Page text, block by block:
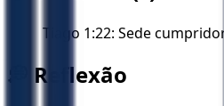
Tiago 1:22: Sede
💭 Reflexão